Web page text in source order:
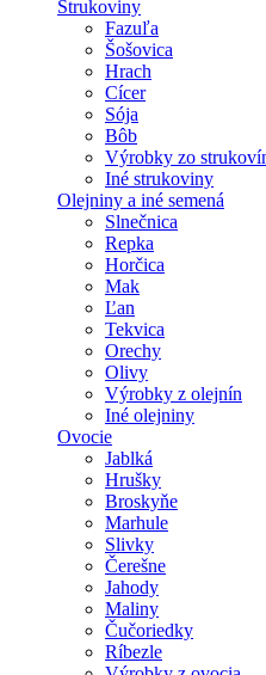
Strukoviny
Fazuľa
Šošovica
Hrach
Cícer
Sója
Bôb
Výrobky zo
Iné strukoviny
Olejniny a iné semená
Slnečnica
Repka
Horčica
Mak
Ľan
Tekvica
Orechy
Olivy
Výrobky z olejnín
Iné olejniny
Ovocie
Jablká
Hrušky
Broskyňe
Marhule
Slivky
Čerešne
Jahody
Maliny
Čučoriedky
Ríbezle